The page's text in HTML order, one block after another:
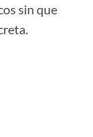
sin que